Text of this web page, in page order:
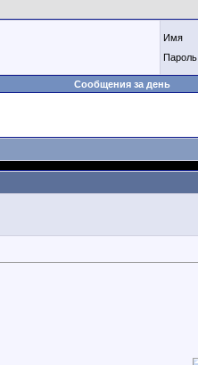
Имя
Пароль
Сообщения за день